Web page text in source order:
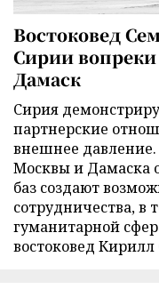
Востоковед
Сирии
Дамаск
Сирия
партнерские
внешнее давление.
Москвы и Дамаска
баз создают
сотрудничества, в
гуманитарной
востоковед